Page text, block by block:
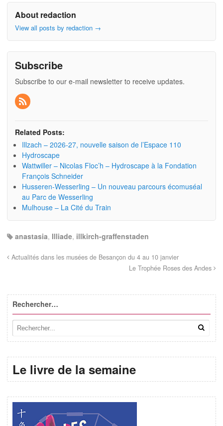
About redaction
View all posts by redaction →
Subscribe
Subscribe to our e-mail newsletter to receive updates.
Related Posts:
Illzach – 2026-27, nouvelle saison de l’Espace 110
Hydroscape
Wattwiller – Nicolas Floc’h – Hydroscape à la Fondation
François Schneider
Husseren-Wesserling – Un nouveau parcours écomuséal
au Parc de Wesserling
Mulhouse – La Cité du Train
anastasia, Illiade, illkirch-graffenstaden
Actualités dans les musées de Besançon du 4 au 10 janvier
Le Trophée Roses des Andes
Rechercher…
Le livre de la semaine